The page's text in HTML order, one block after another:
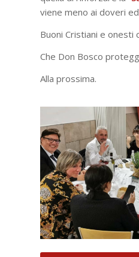
viene meno ai doveri
Buoni Cristiani e onesti
Che Don Bosco
Alla prossima.